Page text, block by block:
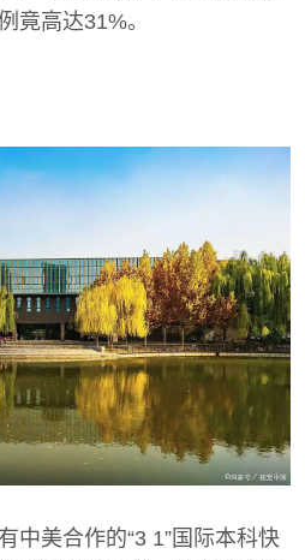
竟高达31%。
中美合作的“3 1”国际本科快